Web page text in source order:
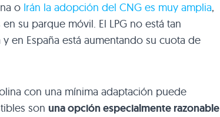
o Irán la adopción del CNG es muy amplia,
su parque móvil. El LPG no está tan
en España está aumentando su cuota de
con una mínima adaptación puede
son una opción especialmente razonable